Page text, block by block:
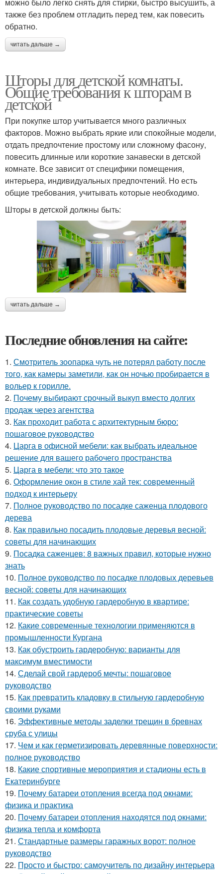
также без проблем отгладить перед тем, как повесить
обратно.
читать дальше →
Шторы для детской комнаты.
Общие требования к шторам в
детской
При покупке штор учитывается много различных
факторов. Можно выбрать яркие или спокойные модели,
отдать предпочтение простому или сложному фасону,
повесить длинные или короткие занавески в детской
комнате. Все зависит от специфики помещения,
интерьера, индивидуальных предпочтений. Но есть
общие требования, учитывать которые необходимо.
Шторы в детской должны быть:
читать дальше →
Последние обновления на сайте:
1. Смотритель зоопарка чуть не потерял работу после
того, как камеры заметили, как он ночью пробирается в
вольер к горилле.
2. Почему выбирают срочный выкуп вместо долгих
продаж через агентства
3. Как проходит работа с архитектурным бюро:
пошаговое руководство
4. Царга в офисной мебели: как выбрать идеальное
решение для вашего рабочего пространства
5. Царга в мебели: что это такое
6. Оформление окон в стиле хай тек: современный
подход к интерьеру
7. Полное руководство по посадке саженца плодового
дерева
8. Как правильно посадить плодовые деревья весной:
советы для начинающих
9. Посадка саженцев: 8 важных правил, которые нужно
знать
10. Полное руководство по посадке плодовых деревьев
весной: советы для начинающих
11. Как создать удобную гардеробную в квартире:
практические советы
12. Какие современные технологии применяются в
промышленности Кургана
13. Как обустроить гардеробную: варианты для
максимум вместимости
14. Сделай свой гардероб мечты: пошаговое
руководство
15. Как превратить кладовку в стильную гардеробную
своими руками
16. Эффективные методы заделки трещин в бревнах
сруба с улицы
17. Чем и как герметизировать деревянные поверхности:
полное руководство
18. Какие спортивные мероприятия и стадионы есть в
Екатеринбурге
19. Почему батареи отопления всегда под окнами:
физика и практика
20. Почему батареи отопления находятся под окнами:
физика тепла и комфорта
21. Стандартные размеры гаражных ворот: полное
руководство
22. Просто и быстро: самоучитель по дизайну интерьера